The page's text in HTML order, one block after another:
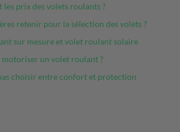
les prix des volets roulants ?
retenir pour la sélection des volets ?
sur mesure et volet roulant solaire
un volet roulant ?
choisir entre confort et protection